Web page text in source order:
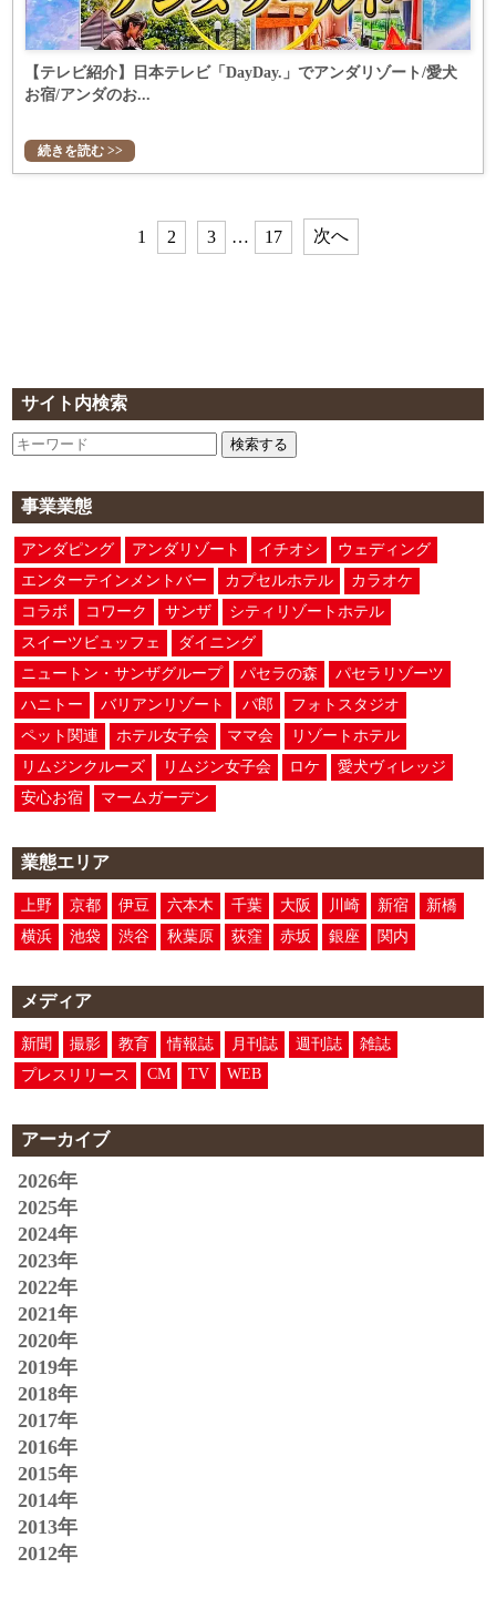
サイト内検索
検索する
事業業態
アンダピング アンダリゾート イチオシ
ウェディング
エンターテインメントバー
カプセルホテル
カラオケ
コラボ
コワーク サンザ
シティリゾートホテル
スイーツビュッフェ
ダイニング
ニュートン・サンザグループ
パセラの森
パセラリゾーツ
ハニトー
バリアンリゾート パ郎
フォトスタジオ
ペット関連
ホテル女子会 ママ会
リゾートホテル
リムジンクルーズ
リムジン女子会 ロケ
愛犬ヴィレッジ
安心お宿
マームガーデン
業態エリア
上野 京都 伊豆 六本木 千葉 大阪 川崎 新宿
新橋
横浜
池袋 渋谷 秋葉原 荻窪 赤坂 銀座 関内
メディア
新聞 撮影 教育 情報誌 月刊誌 週刊誌
雑誌
プレスリリース
CM TV WEB
アーカイブ
2026年
2025年
2024年
2023年
2022年
2021年
2020年
2019年
2018年
2017年
2016年
2015年
2014年
2013年
2012年
【テレビ紹介】日本テレビ「DayDay.」でアンダリゾート/愛犬
お宿/アンダのお...
続きを読む >>
1 2 3 … 17 次へ